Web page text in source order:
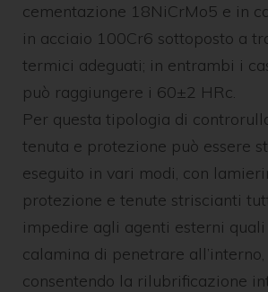
cementazione 18NiCrMo5 e in
in acciaio 100Cr6 sottoposto a
termici adeguati; in entrambi i
può raggiungere i 60±2 HRc.
Per questa tipologia di
tenuta e protezione può essere
eseguito in vari modi, con
protezione e tenute striscianti
impedire agli agenti esterni
calamina di penetrare
consentendo la rilubrificazione